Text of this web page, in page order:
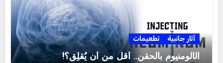
آثار جانبية تطعيمات
الألومنيوم بالحقن.. أقل من أن يُقلِق؟!